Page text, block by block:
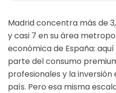
Madrid concentra más de
y casi 7 en su área
económica de España:
parte del consumo
profesionales y la
país. Pero esa misma